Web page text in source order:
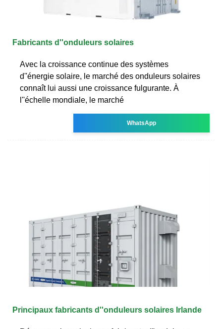
Fabricants d''onduleurs solaires
Avec la croissance continue des systèmes
d''énergie solaire, le marché des onduleurs solaires
connaît lui aussi une croissance fulgurante. À
l''échelle mondiale, le marché
WhatsApp
Principaux fabricants d''onduleurs solaires Irlande